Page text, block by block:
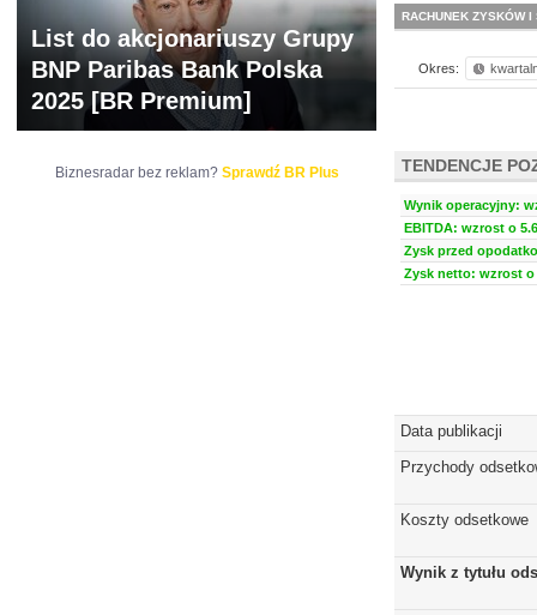
RACHUNEK ZYSKÓW I
Okres:
TENDENCJE
Wynik operacyjny:
EBITDA: wzrost o
Zysk przed
Zysk netto: wzrost o
Data publikacji
Przychody
Koszty odsetkowe
Wynik z tytułu
List do akcjonariuszy Grupy
BNP Paribas Bank Polska
2025 [BR Premium]
Biznesradar bez reklam? Sprawdź BR Plus